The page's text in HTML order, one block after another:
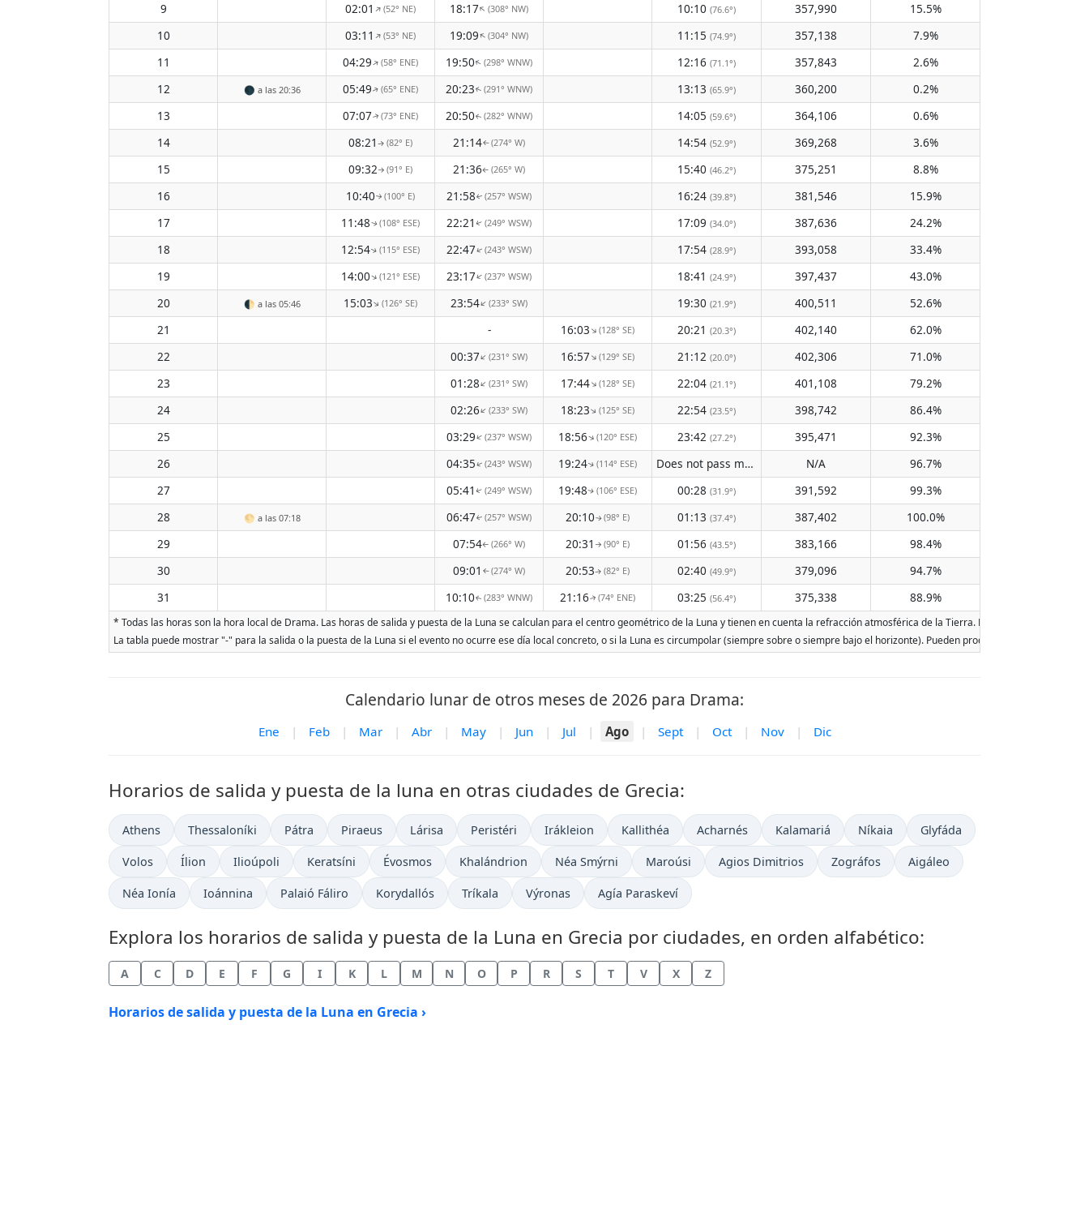
9
02:01↑(52° NE) 18:17↑(308° NW) 10:10 (76.6°) 357,990
15.5%
10
03:11↑(53° NE) 19:09↑(304° NW) 11:15 (74.9°) 357,138
7.9%
11
04:29↑(58° ENE) 19:50↑(298° WNW) 12:16 (71.1°) 357,843
2.6%
12
🌑 a las 20:36 05:49↑(65° ENE) 20:23↑(291° WNW) 13:13 (65.9°) 360,200
0.2%
13
07:07↑(73° ENE) 20:50↑(282° WNW) 14:05 (59.6°) 364,106
0.6%
14
08:21 ↑(82° E) 21:14↑(274° W) 14:54 (52.9°) 369,268
3.6%
15
09:32↑(91° E) 21:36↑(265° W) 15:40 (46.2°) 375,251
8.8%
16
10:40↑(100° E) 21:58↑(257° WSW) 16:24 (39.8°) 381,546
15.9%
17
11:48↑(108° ESE) 22:21 ↑(249° WSW) 17:09 (34.0°) 387,636
24.2%
18
12:54↑(115° ESE) 22:47↑(243° WSW) 17:54 (28.9°) 393,058
33.4%
19
14:00↑(121° ESE) 23:17↑(237° WSW) 18:41 (24.9°) 397,437
43.0%
20
🌓 a las 05:46 15:03↑(126° SE) 23:54↑(233° SW) 19:30 (21.9°) 400,511
52.6%
21
- 16:03↑(128° SE) 20:21 (20.3°) 402,140
62.0%
22
00:37↑(231° SW) 16:57↑(129° SE) 21:12 (20.0°) 402,306
71.0%
23
01:28↑(231° SW) 17:44↑(128° SE) 22:04 (21.1°) 401,108
79.2%
24
02:26↑(233° SW) 18:23↑(125° SE) 22:54 (23.5°) 398,742
86.4%
25
03:29↑(237° WSW) 18:56↑(120° ESE) 23:42 (27.2°) 395,471
92.3%
26
04:35↑(243° WSW) 19:24↑(114° ESE) Does not pass meridian N/A
96.7%
27
05:41 ↑(249° WSW) 19:48↑(106° ESE) 00:28 (31.9°) 391,592
99.3%
28
🌕 a las 07:18 06:47↑(257° WSW) 20:10↑(98° E) 01:13 (37.4°) 387,402
100.0%
29
07:54↑(266° W) 20:31 ↑ (90° E) 01:56 (43.5°) 383,166
98.4%
30
09:01 ↑(274° W) 20:53↑(82° E) 02:40 (49.9°) 379,096
94.7%
31
10:10↑(283° WNW) 21:16↑(74° ENE) 03:25 (56.4°) 375,338 88.9%
* Todas las horas son la hora local de Drama. Las horas de salida y puesta de la Luna se calculan para el centro geométrico de la Luna y tienen en cuenta la refracción atmosférica de la Tierra. Las fechas se basan
La tabla puede mostrar "-" para la salida o la puesta de la Luna si el evento no ocurre ese día local concreto, o si la Luna es circumpolar (siempre sobre o siempre bajo el horizonte). Pueden producirse dos salidas o
Calendario lunar de otros meses de 2026 para Drama:
Ene | Feb | Mar | Abr | May | Jun | Jul | Ago | Sept | Oct | Nov | Dic
Horarios de salida y puesta de la luna en otras ciudades de Grecia:
Athens Thessaloníki Pátra Piraeus Lárisa Peristéri Irákleion Kallithéa Acharnés Kalamariá Níkaia Glyfáda
Volos Ílion Ilioúpoli Keratsíni Évosmos Khalándrion Néa Smýrni Maroúsi Agios Dimitrios Zográfos Aigáleo
Néa Ionía Ioánnina Palaió Fáliro Korydallós Tríkala Výronas Agía Paraskeví
Explora los horarios de salida y puesta de la Luna en Grecia por ciudades, en orden alfabético:
A C D E F G I K L M N O P R S T V X Z
Horarios de salida y puesta de la Luna en Grecia ›